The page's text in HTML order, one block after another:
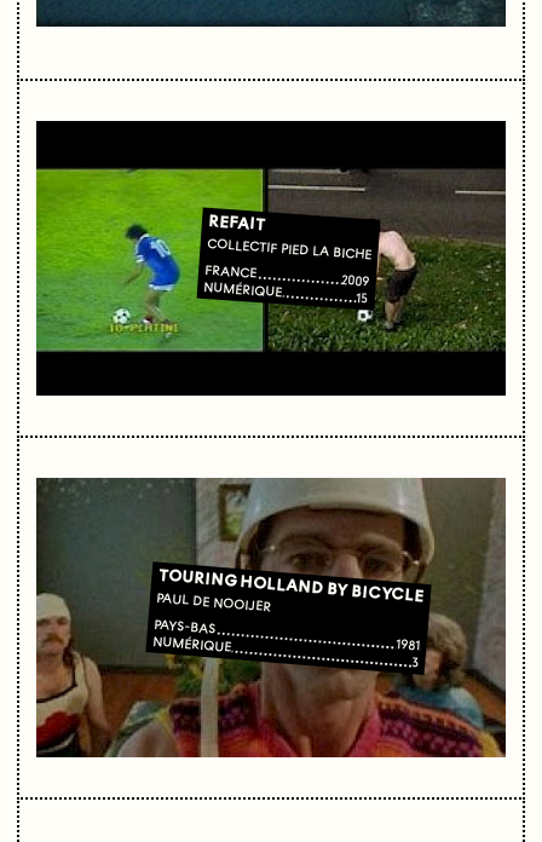
REFAIT
COLLECTIF PIED LA BICHE
FRANCE 2009
NUMÉRIQUE 15
TOURING HOLLAND BY BICYCLE
PAUL DE NOOIJER
PAYS-BAS
1981
NUMÉRIQUE
3